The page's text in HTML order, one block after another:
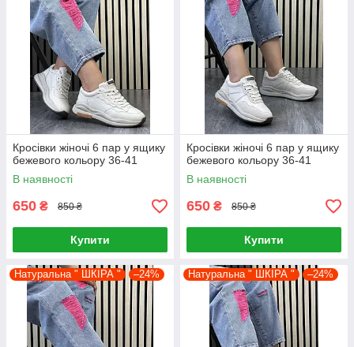
Кросівки жіночі 6 пар у ящику
бежевого кольору 36-41
В наявності
650 ₴ 850 ₴
Купити
Кросівки жіночі 6 пар у ящику
бежевого кольору 36-41
В наявності
650 ₴ 850 ₴
Купити
Натуральна " ШКІРА " –24% Натуральна " ШКІРА " –24%